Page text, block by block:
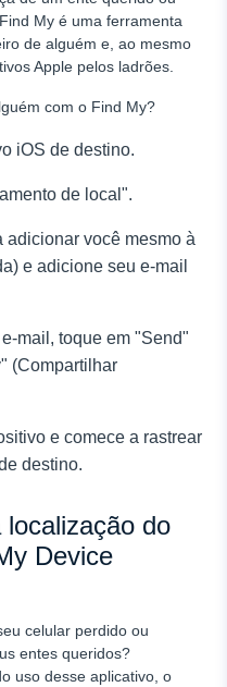
My é uma ferramenta
de alguém e, ao mesmo
Apple pelos ladrões.
com o Find My?
iOS de destino.
de local".
adicionar você mesmo à
e adicione seu e-mail
mail, toque em "Send"
(Compartilhar
e comece a rastrear
destino.
do
Device
celular perdido ou
entes queridos?
uso desse aplicativo, o